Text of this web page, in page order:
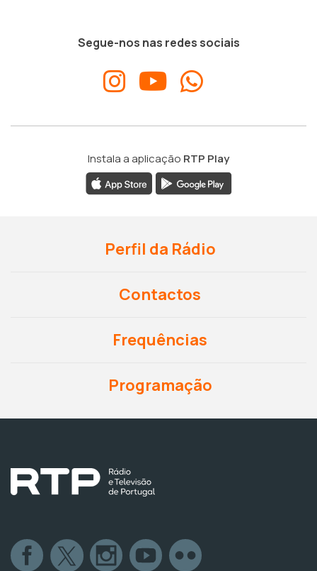
Segue-nos nas redes sociais
Instala a aplicação RTP Play
Perfil da Rádio
Contactos
Frequências
Programação